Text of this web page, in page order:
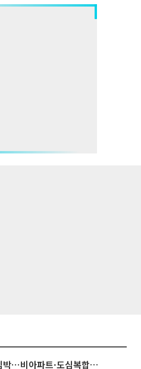
영끌 '주택공급' 대책 임박⋯비아파트·도심복합까지 총동원